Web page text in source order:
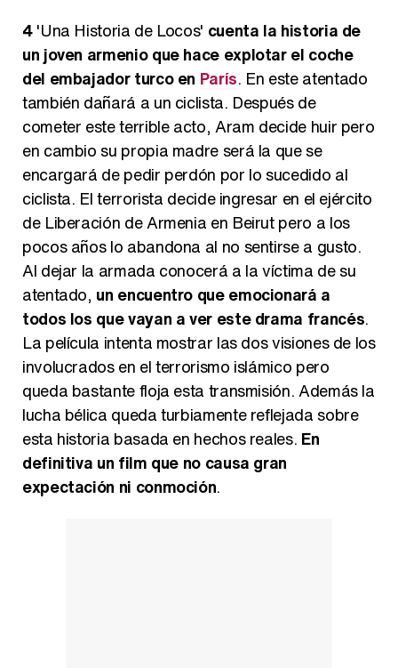
4'Una Historia de Locos' cuenta la historia de
un joven armenio que hace explotar el coche
del embajador turco en París. En este atentado
también dañará a un ciclista. Después de
cometer este terrible acto, Aram decide huir pero
en cambio su propia madre será la que se
encargará de pedir perdón por lo sucedido al
ciclista. El terrorista decide ingresar en el ejército
de Liberación de Armenia en Beirut pero a los
pocos años lo abandona al no sentirse a gusto.
Al dejar la armada conocerá a la víctima de su
atentado, un encuentro que emocionará a
todos los que vayan a ver este drama francés.
La película intenta mostrar las dos visiones de los
involucrados en el terrorismo islámico pero
queda bastante floja esta transmisión. Además la
lucha bélica queda turbiamente reflejada sobre
esta historia basada en hechos reales. En
definitiva un film que no causa gran
expectación ni conmoción.